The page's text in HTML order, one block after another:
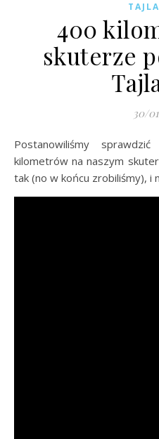
400
skuterze
30/
Postanowiliśmy sprawdzić czy da się zrobić 400
kilometrów na naszym
tak (no w końcu zrobiliśmy), i